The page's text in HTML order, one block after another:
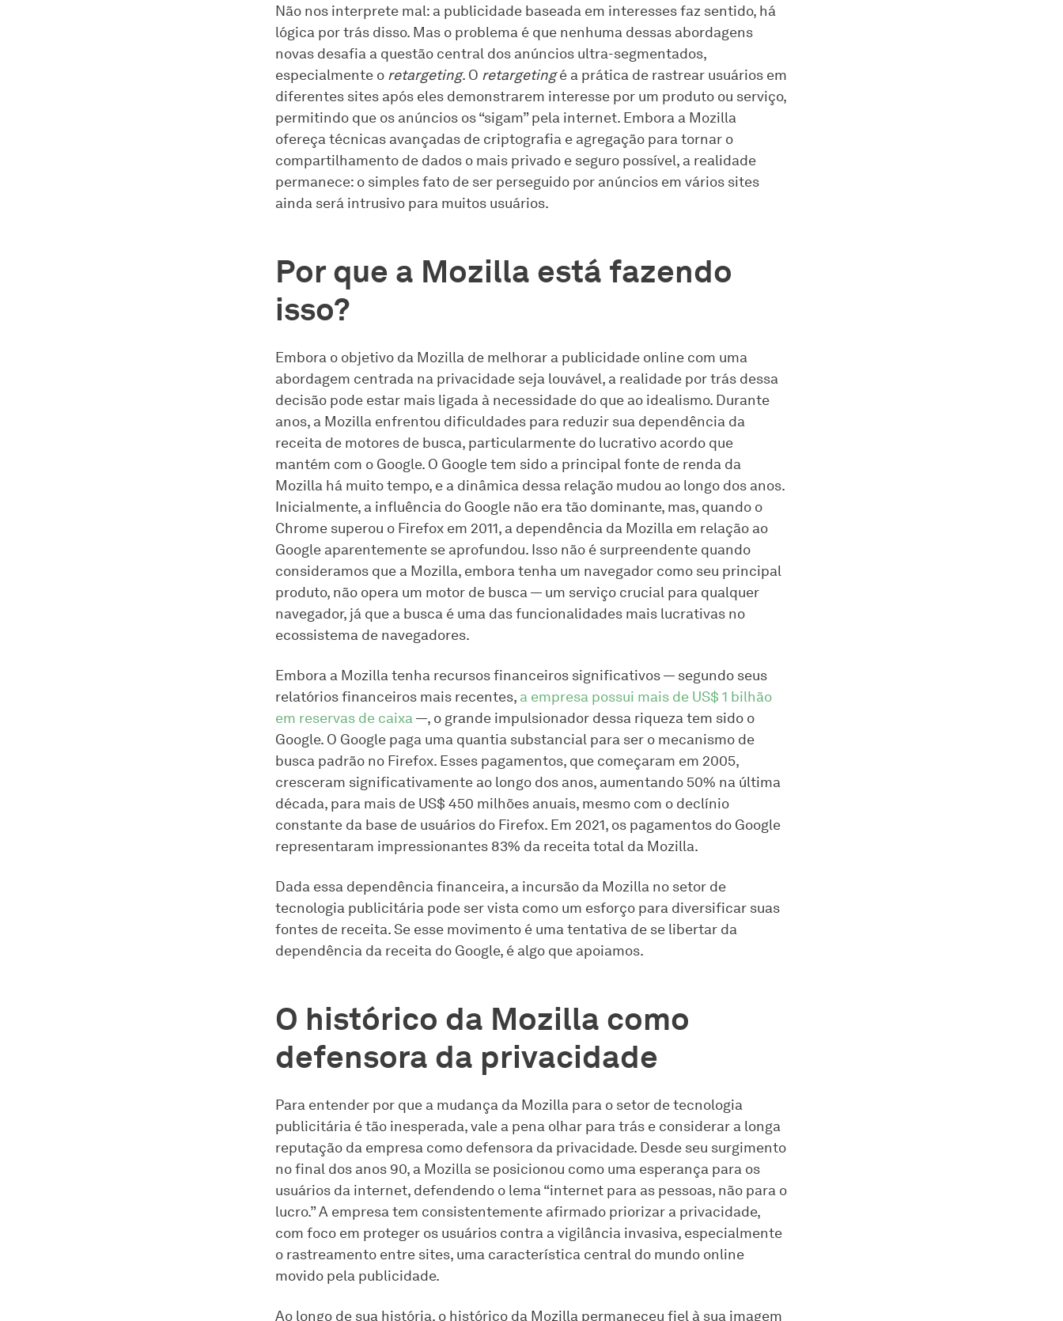
Não nos interprete mal: a publicidade baseada em interesses faz sentido, há
lógica por trás disso. Mas o problema é que nenhuma dessas abordagens
novas desafia a questão central dos anúncios ultra-segmentados,
especialmente o retargeting. O retargetingé a prática de rastrear usuários em
diferentes sites após eles demonstrarem interesse por um produto ou serviço,
permitindo que os anúncios os “sigam” pela internet. Embora a Mozilla
ofereça técnicas avançadas de criptografia e agregação para tornar o
compartilhamento de dados o mais privado e seguro possível, a realidade
permanece: o simples fato de ser perseguido por anúncios em vários sites
ainda será intrusivo para muitos usuários.
Por que a Mozilla está fazendo
isso?
Embora o objetivo da Mozilla de melhorar a publicidade online com uma
abordagem centrada na privacidade seja louvável, a realidade por trás dessa
decisão pode estar mais ligada à necessidade do que ao idealismo. Durante
anos, a Mozilla enfrentou dificuldades para reduzir sua dependência da
receita de motores de busca, particularmente do lucrativo acordo que
mantém com o Google. O Google tem sido a principal fonte de renda da
Mozilla há muito tempo, e a dinâmica dessa relação mudou ao longo dos anos.
Inicialmente, a influência do Google não era tão dominante, mas, quando o
Chrome superou o Firefox em 2011, a dependência da Mozilla em relação ao
Google aparentemente se aprofundou. Isso não é surpreendente quando
consideramos que a Mozilla, embora tenha um navegador como seu principal
produto, não opera um motor de busca — um serviço crucial para qualquer
navegador, já que a busca é uma das funcionalidades mais lucrativas no
ecossistema de navegadores.
Embora a Mozilla tenha recursos financeiros significativos — segundo seus
relatórios financeiros mais recentes, a empresa possui mais de US$ 1 bilhão
em reservas de caixa—, o grande impulsionador dessa riqueza tem sido o
Google. O Google paga uma quantia substancial para ser o mecanismo de
busca padrão no Firefox. Esses pagamentos, que começaram em 2005,
cresceram significativamente ao longo dos anos, aumentando 50% na última
década, para mais de US$ 450 milhões anuais, mesmo com o declínio
constante da base de usuários do Firefox. Em 2021, os pagamentos do Google
representaram impressionantes 83% da receita total da Mozilla.
Dada essa dependência financeira, a incursão da Mozilla no setor de
tecnologia publicitária pode ser vista como um esforço para diversificar suas
fontes de receita. Se esse movimento é uma tentativa de se libertar da
dependência da receita do Google, é algo que apoiamos.
O histórico da Mozilla como
defensora da privacidade
Para entender por que a mudança da Mozilla para o setor de tecnologia
publicitária é tão inesperada, vale a pena olhar para trás e considerar a longa
reputação da empresa como defensora da privacidade. Desde seu surgimento
no final dos anos 90, a Mozilla se posicionou como uma esperança para os
usuários da internet, defendendo o lema “internet para as pessoas, não para o
lucro.” A empresa tem consistentemente afirmado priorizar a privacidade,
com foco em proteger os usuários contra a vigilância invasiva, especialmente
o rastreamento entre sites, uma característica central do mundo online
movido pela publicidade.
Ao longo de sua história, o histórico da Mozilla permaneceu fiel à sua imagem